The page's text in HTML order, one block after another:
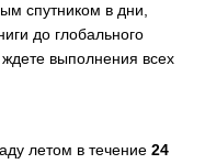
спутником в дни,
до глобального
выполнения всех
летом в течение 24